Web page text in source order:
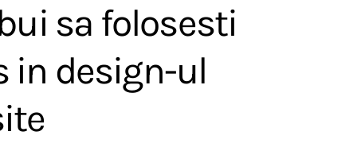
sa folosesti
in design-ul